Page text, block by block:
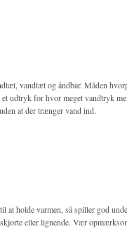
vandtæt og åndbar. Måden
udtryk for hvor meget vandtryk
at der trænger vand ind.
at holde varmen, så spiller god
eller lignende. Vær